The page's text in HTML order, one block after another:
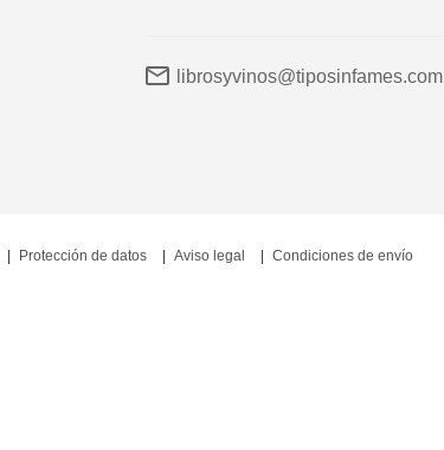
librosyvinos@tiposinfames.com
Protección de datos Aviso legal Condiciones de envío